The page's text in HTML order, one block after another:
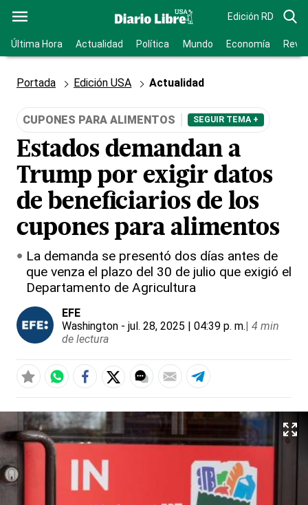
Edición RD
Última Hora Actualidad Política Mundo Economía
Portada Edición USA Actualidad
CUPONES PARA ALIMENTOS SEGUIR TEMA +
Estados demandan a
Trump por exigir datos
de beneficiarios de los
cupones para alimentos
La demanda se presentó dos días antes de
que venza el plazo del 30 de julio que exigió el
Departamento de Agricultura
EFE
Washington - jul. 28, 2025 | 04:39 p. m.| 4 min
de lectura